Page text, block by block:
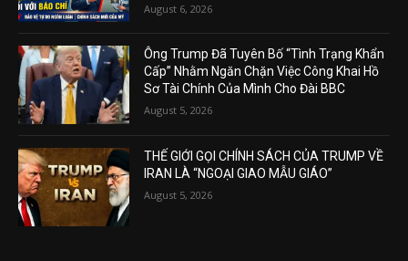
August 6, 2026
Ông Trump Đã Tuyên Bố “Tình Trạng Khẩn
Cấp” Nhằm Ngăn Chặn Việc Công Khai Hồ
Sơ Tài Chính Của Mình Cho Đài BBC
August 5, 2026
THẾ GIỚI GỌI CHÍNH SÁCH CỦA TRUMP VỀ
IRAN LÀ “NGOẠI GIAO MẪU GIÁO”
August 5, 2026